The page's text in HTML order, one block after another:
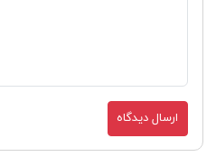
ارسال دیدگاه